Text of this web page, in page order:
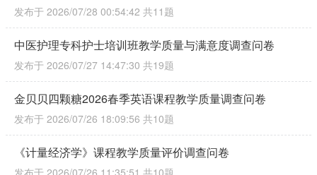
发布于 2026/07/28 00:54:42 共11题
中医护理专科护士培训班教学质量与满意度调查问卷
发布于 2026/07/27 14:47:30 共19题
金贝贝四颗糖2026春季英语课程教学质量调查问卷
发布于 2026/07/26 18:09:56 共10题
《计量经济学》课程教学质量评价调查问卷
发布于 2026/07/26 11:35:51 共10题